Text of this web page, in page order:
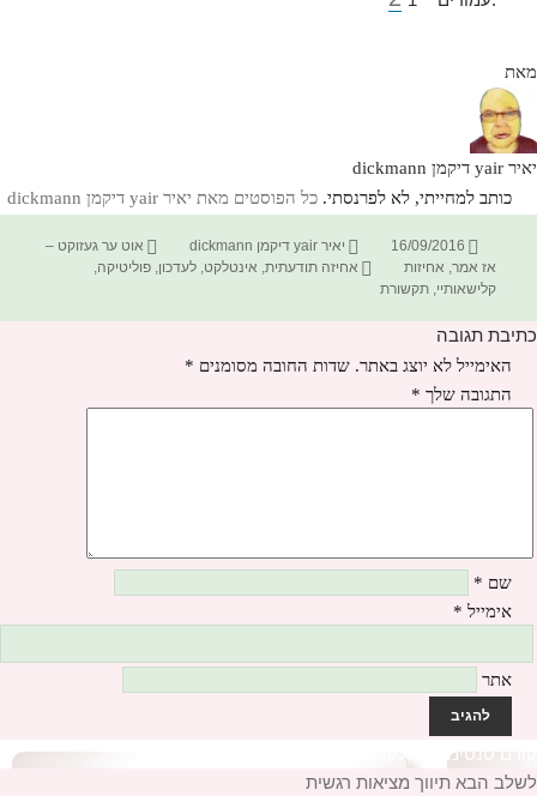
מאת
יאיר yair דיקמן dickmann
כותב למחייתי, לא לפרנסתי. כל הפוסטים מאת יאיר yair דיקמן dickmann‏
פורסם
בתאריך
16/09/2016 מחבר
יאיר yair דיקמן dickmann קטגוריות
אוט ער געזוקט –
אז אמר, אחיזות תגיות
אחיזה תודעתית, אינטלקט,לעדכון,פוליטיקה,
קלישאותיי,תקשורת
כתיבת תגובה
האימייל לא יוצג באתר. שדות החובה מסומנים *
התגובה שלך *
שם *
אימייל *
אתר
הפוסט
הקודם:
סנטימנט קולקטיב סובלימציה
לשלב הבא הפוסט
תיווך מציאות רגשית